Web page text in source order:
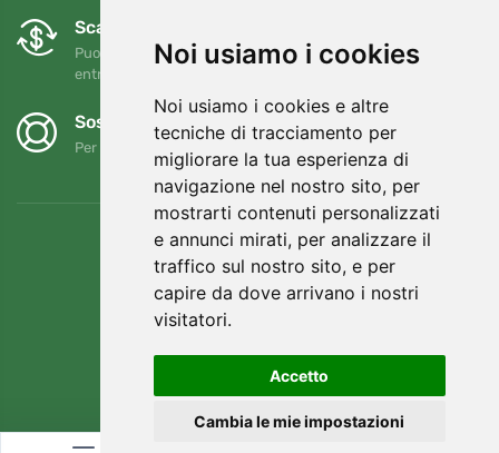
Noi usiamo i cookies
Noi usiamo i cookies e altre
tecniche di tracciamento per
migliorare la tua esperienza di
navigazione nel nostro sito, per
mostrarti contenuti personalizzati
e annunci mirati, per analizzare il
traffico sul nostro sito, e per
capire da dove arrivano i nostri
visitatori.
Accetto
Cambia le mie impostazioni
Scambi e resi gratuiti
Puoi restituire o cambiare il tuo ordine in qualsiasi momento
entro 90 giorni
Sosteniamo Trees.org
Per ogni ordine piantiamo un albero! Leggi di più